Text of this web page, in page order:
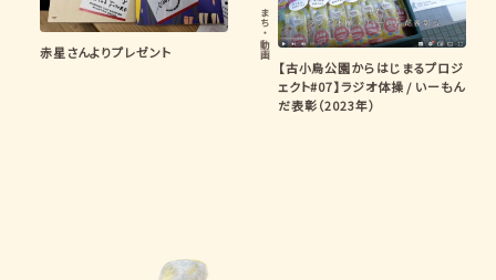
赤星さんよりプレゼント
まち
・
動画
【古小烏公園からはじまるプロジ
ェクト#07】ラジオ体操 / いーもん
だ表彰（2023年）